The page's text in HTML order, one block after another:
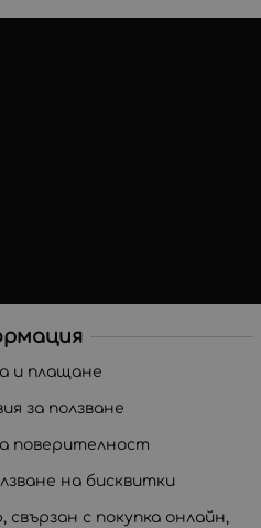
и плащане
за ползване
поверителност
на бисквитки
свързан с покупка онлайн,